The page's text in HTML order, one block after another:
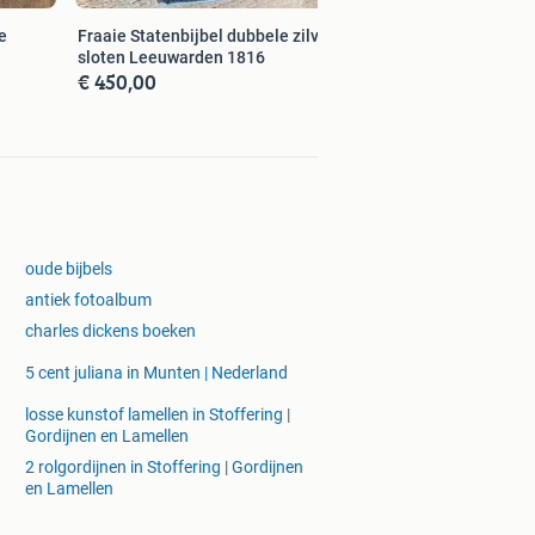
Fraaie Statenbijbel dubbele zilveren
sloten Leeuwarden 1816
€ 450,00
oude bijbels
antiek fotoalbum
charles dickens boeken
5 cent juliana in Munten | Nederland
losse kunstof lamellen in Stoffering |
Gordijnen en Lamellen
2 rolgordijnen in Stoffering | Gordijnen
en Lamellen